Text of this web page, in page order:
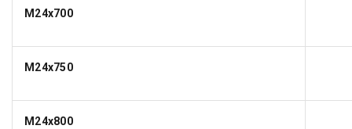
M24x700
M24x750
M24x800